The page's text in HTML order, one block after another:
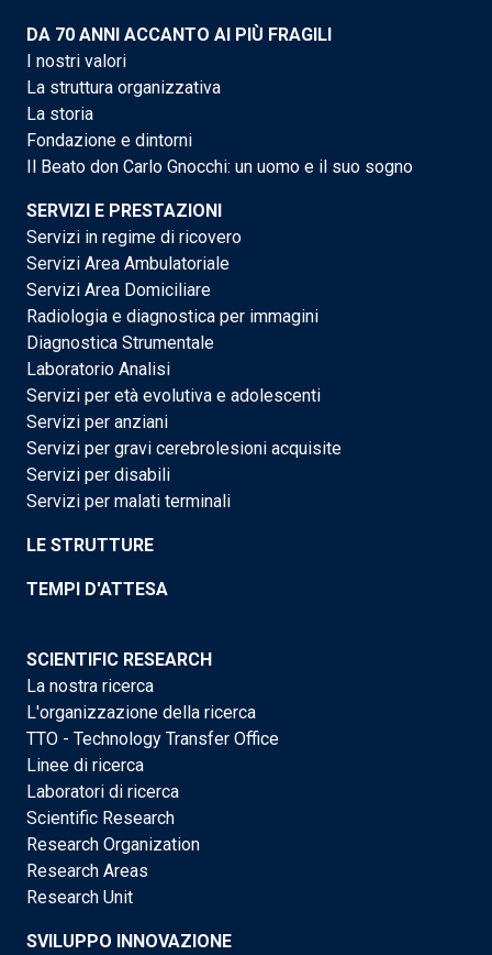
DA 70 ANNI ACCANTO AI PIÙ FRAGILI
I nostri valori
La struttura organizzativa
La storia
Fondazione e dintorni
Il Beato don Carlo Gnocchi: un uomo e il suo sogno
SERVIZI E PRESTAZIONI
Servizi in regime di ricovero
Servizi Area Ambulatoriale
Servizi Area Domiciliare
Radiologia e diagnostica per immagini
Diagnostica Strumentale
Laboratorio Analisi
Servizi per età evolutiva e adolescenti
Servizi per anziani
Servizi per gravi cerebrolesioni acquisite
Servizi per disabili
Servizi per malati terminali
LE STRUTTURE
TEMPI D'ATTESA
SCIENTIFIC RESEARCH
La nostra ricerca
L'organizzazione della ricerca
TTO - Technology Transfer Office
Linee di ricerca
Laboratori di ricerca
Scientific Research
Research Organization
Research Areas
Research Unit
SVILUPPO INNOVAZIONE